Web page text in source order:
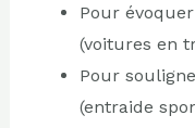
Pour
(voitures en
Pour
(entraide